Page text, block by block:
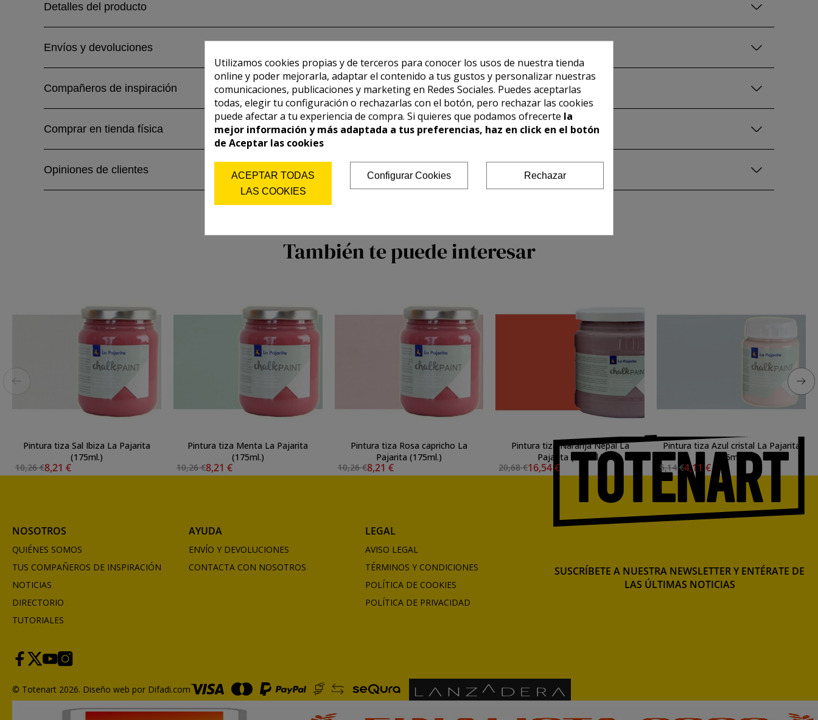
Detalles del producto
Envíos y devoluciones
Compañeros de inspiración
Comprar en tienda física
Opiniones de clientes
También te puede interesar
Pintura tiza Sal Ibiza La Pajarita
(175ml.)
10,26 €8,21 €
Pintura tiza Menta La Pajarita
(175ml.)
10,26 €8,21 €
Pintura tiza Rosa capricho La
Pajarita (175ml.)
10,26 €8,21 €
Pintura tiza Naranja Nepal La
Pajarita (500ml.)
20,68 €16,54 €
Pintura tiza Azul cristal La Pajarita
(75ml.)
5,14 €4,11 €
NOSOTROS
QUIÉNES SOMOS
TUS COMPAÑEROS DE INSPIRACIÓN
NOTICIAS
DIRECTORIO
TUTORIALES
AYUDA
ENVÍO Y DEVOLUCIONES
CONTACTA CON NOSOTROS
LEGAL
AVISO LEGAL
TÉRMINOS Y CONDICIONES
POLÍTICA DE COOKIES
POLÍTICA DE PRIVACIDAD
SUSCRÍBETE A NUESTRA NEWSLETTER Y ENTÉRATE DE
LAS ÚLTIMAS NOTICIAS
© Totenart 2026. Diseño web por Difadi.com
Utilizamos cookies propias y de terceros para conocer los usos de nuestra tienda
online y poder mejorarla, adaptar el contenido a tus gustos y personalizar nuestras
comunicaciones, publicaciones y marketing en Redes Sociales. Puedes aceptarlas
todas, elegir tu configuración o rechazarlas con el botón, pero rechazar las cookies
puede afectar a tu experiencia de compra. Si quieres que podamos ofrecerte la
mejor información y más adaptada a tus preferencias, haz en click en el botón
de Aceptar las cookies
ACEPTAR TODAS
LAS COOKIES
Configurar Cookies Rechazar